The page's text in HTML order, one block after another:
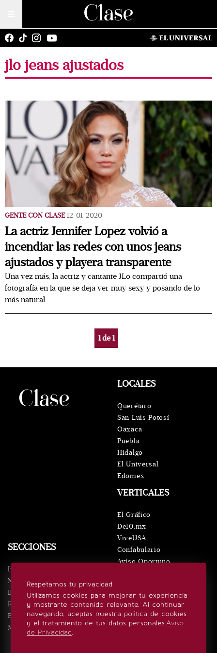
jlo jeans ajustados
GENTE CON CLASE 12/01/2020
La actriz Jennifer Lopez volvió a
incendiar las redes con unos jeans
ajustados y playera transparente
Una vez más, la actriz y cantante JLo compartió una
fotografía en la que se deja ver muy sexy y posando de lo
más natural
1de1
Respetamos tu privacidad
Utilizamos cookies para mejorar tu experiencia
y mostrarte contenido relevante. Al continuar
navegando, aceptas nuestra política de cookies
y el tratamiento de tus datos personales.Aviso
de Privacidad.
SECCIONES
Inicio
Noticias
Eventos
Realeza
Estilo de vida
Minuto x Minuto
VERTICALES
El Gráfico
De10.mx
ViveUSA
Confabulario
Aviso Oportuno
LOCALES
Querétaro
San Luis Potosí
Oaxaca
Puebla
Hidalgo
El Universal
Edomex
SÍGUENOS